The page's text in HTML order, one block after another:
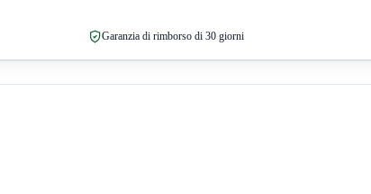
Garanzia di rimborso di 30 giorni